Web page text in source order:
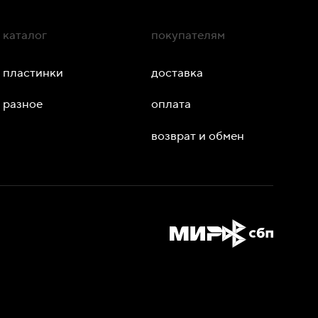
каталог
пластинки
разное
покупателям
доставка
оплата
возврат и обмен